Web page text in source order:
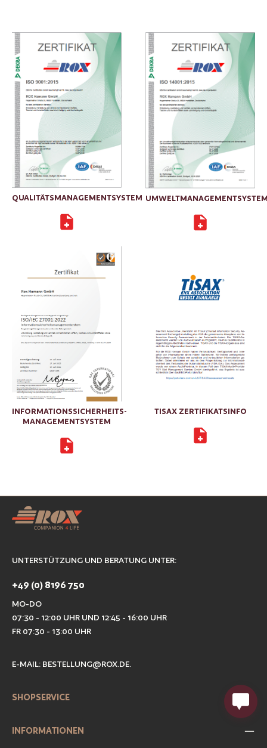
QUALITÄTSMANAGEMENTSYSTEM
INFORMATIONSSICHERHEITS-
MANAGEMENTSYSTEM
TISAX ZERTIFIKATSINFO
UNTERSTÜTZUNG UND BERATUNG UNTER:
+49 (0) 8196 750
MO-DO
07:30 - 12:00 UHR UND 12:45 - 16:00 UHR
FR 07:30 - 13:00 UHR
E-MAIL: BESTELLUNG@ROX.DE.
SHOPSERVICE
INFORMATIONEN